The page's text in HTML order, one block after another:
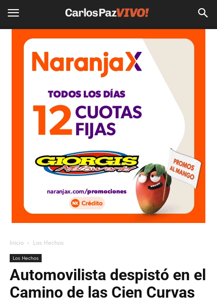
Inicio Los Hechos
Los Hechos
Automovilista despistó en el
Camino de las Cien Curvas